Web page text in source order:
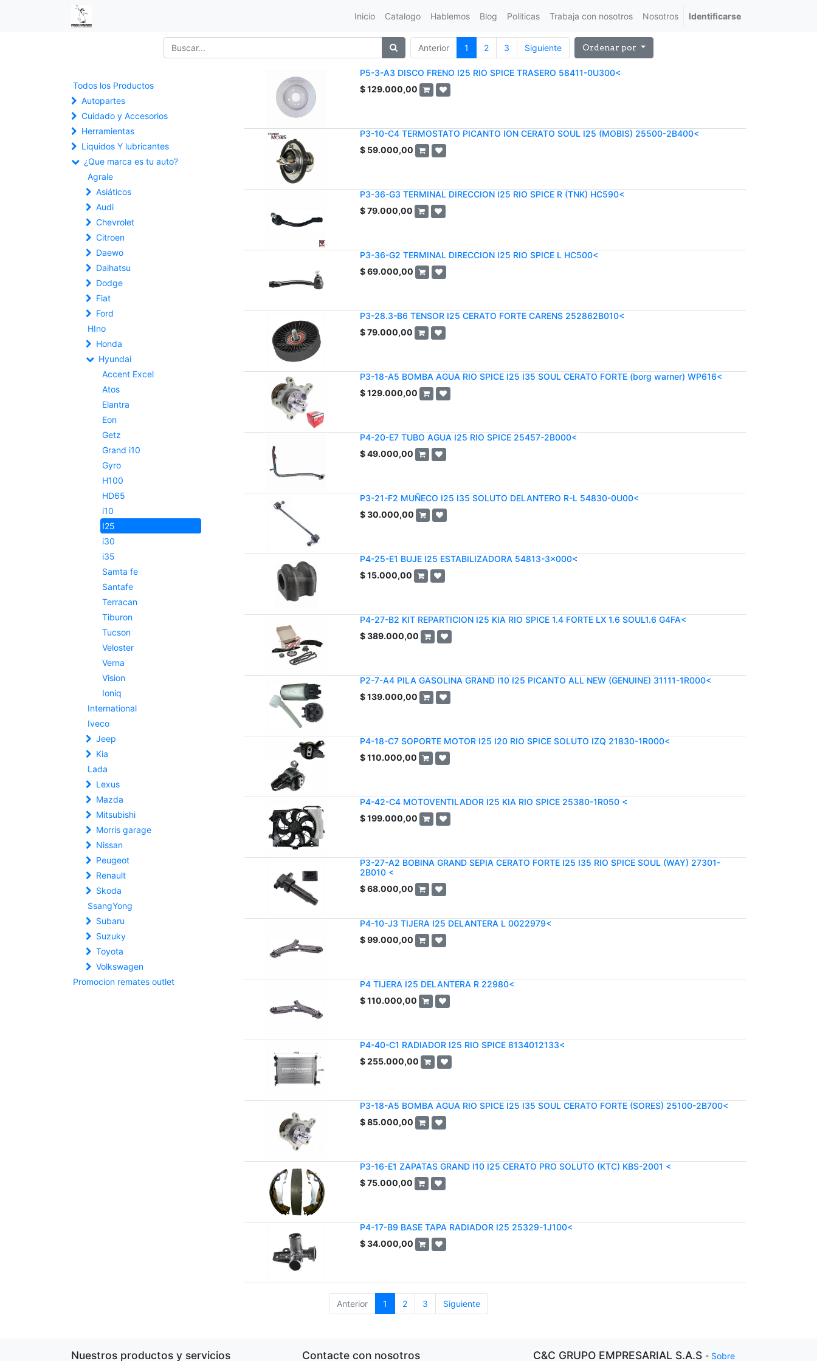
Inicio Catalogo Hablemos Blog Politicas Trabaja con nosotros Nosotros Identificarse
Anterior 1 2 3 Siguiente Ordenar por
Todos los Productos
Autopartes
Cuidado y Accesorios
Herramientas
Liquidos Y lubricantes
¿Que marca es tu auto?
Agrale
Asiáticos
Audi
Chevrolet
Citroen
Daewo
Daihatsu
Dodge
Fiat
Ford
HIno
Honda
Hyundai
Accent Excel
Atos
Elantra
Eon
Getz
Grand i10
Gyro
H100
HD65
i10
I25
i30
i35
Samta fe
Santafe
Terracan
Tiburon
Tucson
Veloster
Verna
Vision
Ioniq
International
Iveco
Jeep
Kia
Lada
Lexus
Mazda
Mitsubishi
Morris garage
Nissan
Peugeot
Renault
Skoda
SsangYong
Subaru
Suzuky
Toyota
Volkswagen
Promocion remates outlet
P5-3-A3 DISCO FRENO I25 RIO SPICE TRASERO 58411-0U300<
$129.000,00
P3-10-C4 TERMOSTATO PICANTO ION CERATO SOUL I25 (MOBIS) 25500-2B400<
$ 59.000,00
P3-36-G3 TERMINAL DIRECCION I25 RIO SPICE R (TNK) HC590<
$79.000,00
P3-36-G2 TERMINAL DIRECCION I25 RIO SPICE L HC500<
$69.000,00
P3-28.3-B6 TENSOR I25 CERATO FORTE CARENS 252862B010<
$79.000,00
P3-18-A5 BOMBA AGUA RIO SPICE I25 I35 SOUL CERATO FORTE (borg warner) WP616<
$129.000,00
P4-20-E7 TUBO AGUA I25 RIO SPICE 25457-2B000<
$49.000,00
P3-21-F2 MUÑECO I25 I35 SOLUTO DELANTERO R-L 54830-0U00<
$30.000,00
P4-25-E1 BUJE I25 ESTABILIZADORA 54813-3x000<
$15.000,00
P4-27-B2 KIT REPARTICION I25 KIA RIO SPICE 1.4 FORTE LX 1.6 SOUL1.6 G4FA<
$389.000,00
P2-7-A4 PILA GASOLINA GRAND I10 I25 PICANTO ALL NEW (GENUINE) 31111-1R000<
$139.000,00
P4-18-C7 SOPORTE MOTOR I25 I20 RIO SPICE SOLUTO IZQ 21830-1R000<
$110.000,00
P4-42-C4 MOTOVENTILADOR I25 KIA RIO SPICE 25380-1R050 <
$199.000,00
P3-27-A2 BOBINA GRAND SEPIA CERATO FORTE I25 I35 RIO SPICE SOUL (WAY) 27301-
2B010 <
$68.000,00
P4-10-J3 TIJERA I25 DELANTERA L 0022979<
$99.000,00
P4 TIJERA I25 DELANTERA R 22980<
$110.000,00
P4-40-C1 RADIADOR I25 RIO SPICE 8134012133<
$255.000,00
P3-18-A5 BOMBA AGUA RIO SPICE I25 I35 SOUL CERATO FORTE (SORES) 25100-2B700<
$85.000,00
P3-16-E1 ZAPATAS GRAND I10 I25 CERATO PRO SOLUTO (KTC) KBS-2001 <
$75.000,00
P4-17-B9 BASE TAPA RADIADOR I25 25329-1J100<
$34.000,00
Anterior 1 2 3 Siguiente
Nuestros productos y servicios Contacte con nosotros C&C GRUPO EMPRESARIAL S.A.S - Sobre